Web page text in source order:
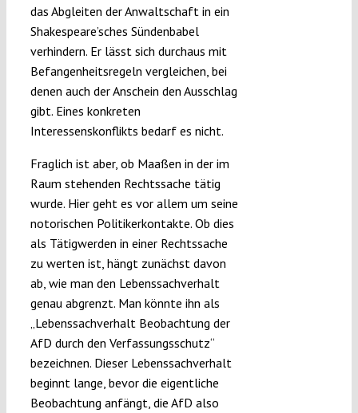
das Abgleiten der Anwaltschaft in ein
Shakespeare’sches Sündenbabel
verhindern. Er lässt sich durchaus mit
Befangenheitsregeln vergleichen, bei
denen auch der Anschein den Ausschlag
gibt. Eines konkreten
Interessenskonflikts bedarf es nicht.
Fraglich ist aber, ob Maaßen in der im
Raum stehenden Rechtssache tätig
wurde. Hier geht es vor allem um seine
notorischen Politikerkontakte. Ob dies
als Tätigwerden in einer Rechtssache
zu werten ist, hängt zunächst davon
ab, wie man den Lebenssachverhalt
genau abgrenzt. Man könnte ihn als
„Lebenssachverhalt Beobachtung der
AfD durch den Verfassungsschutz“
bezeichnen. Dieser Lebenssachverhalt
beginnt lange, bevor die eigentliche
Beobachtung anfängt, die AfD also